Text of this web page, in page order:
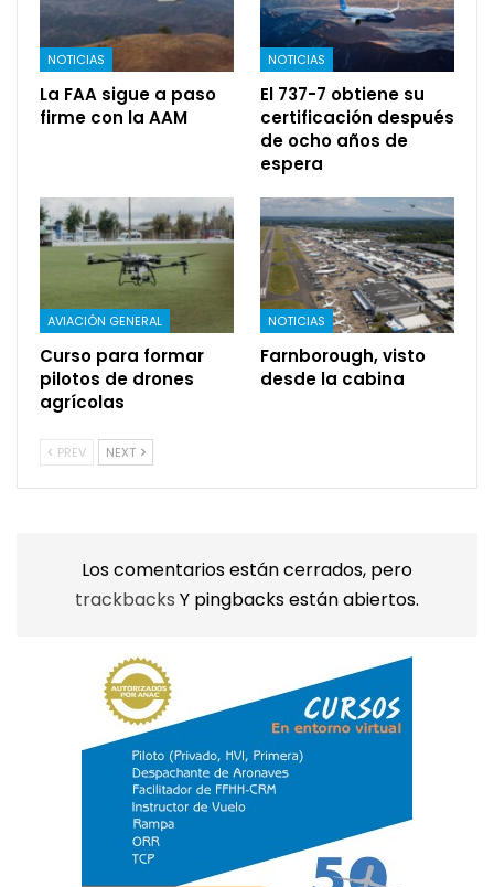
NOTICIAS
La FAA sigue a paso
firme con la AAM
NOTICIAS
El 737-7 obtiene su
certificación después
de ocho años de
espera
AVIACIÓN GENERAL
Curso para formar
pilotos de drones
agrícolas
NOTICIAS
Farnborough, visto
desde la cabina
PREV NEXT
Los comentarios están cerrados, pero
trackbacks Y pingbacks están abiertos.